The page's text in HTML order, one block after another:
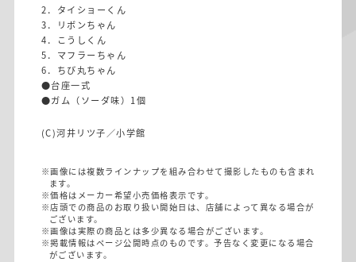
2．タイショーくん
3．リボンちゃん
4．こうしくん
5．マフラーちゃん
6．ちび丸ちゃん
●台座一式
●ガム（ソーダ味）1個
(C)河井リツ子／小学館
※画像には複数ラインナップを組み合わせて撮影したものも含まれ
ます。
※価格はメーカー希望小売価格表示です。
※店頭での商品のお取り扱い開始日は、店舗によって異なる場合が
ございます。
※画像は実際の商品とは多少異なる場合がございます。
※掲載情報はページ公開時点のものです。予告なく変更になる場合
がございます。